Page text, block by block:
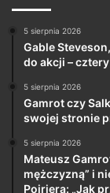
5 sierpnia 2026
Gable
do akcji –
5 sierpnia 2026
Gamrot czy
swojej stronie
5 sierpnia 2026
Mateusz
mężczyzną” i
Poiriera: „Jak